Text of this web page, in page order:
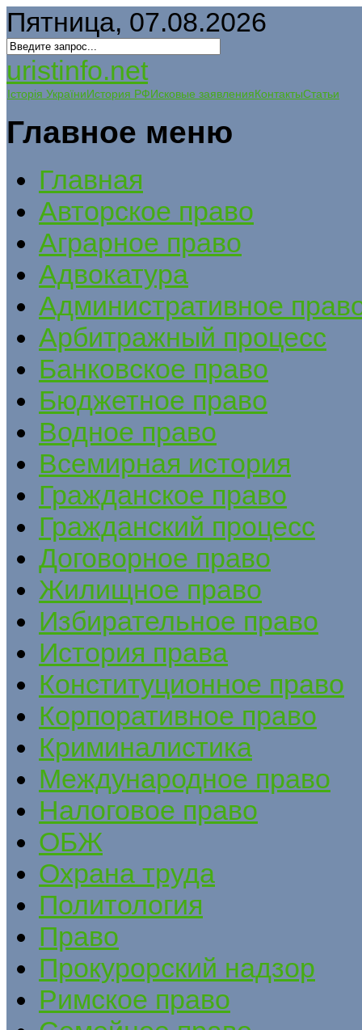
Пятница, 07.08.2026
uristinfo.net
Історія УкраїниИстория РФИсковые заявленияКонтактыСтатьи
Главное меню
Главная
Авторское право
Аграрное право
Адвокатура
Административное
Арбитражный процесс
Банковское право
Бюджетное право
Водное право
Всемирная история
Гражданское право
Гражданский процесс
Договорное право
Жилищное право
Избирательное право
История права
Конституционное право
Корпоративное право
Криминалистика
Международное право
Налоговое право
ОБЖ
Охрана труда
Политология
Право
Прокурорский надзор
Римское право